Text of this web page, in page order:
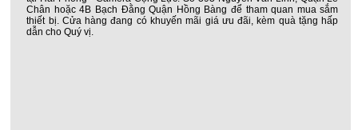
Chân hoặc 4B Bạch Đằng Quận Hồng Bàng để tham quan mua sắm
thiết bị. Cửa hàng đang có khuyến mãi giá ưu đãi, kèm quà tặng hấp
dẫn cho Quý vị.